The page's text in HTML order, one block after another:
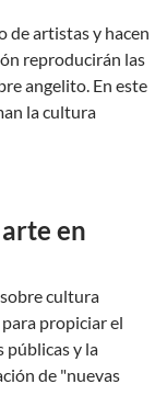
de artistas y hacen
reproducirán las
angelito. En este
la cultura
en
cultura
propiciar el
públicas y la
de "nuevas